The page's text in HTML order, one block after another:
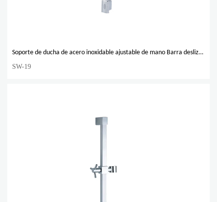
Soporte de ducha de acero inoxidable ajustable de mano Barra deslizante de soporte deslizante
SW-19